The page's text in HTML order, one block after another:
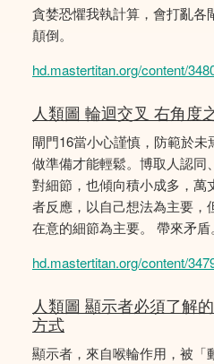
貪婪恐懼我執計算，會打亂各
顛倒。
hd.mastertitan.org/content/
人類圖 輪迴交叉 右角度
閘門16當小心謹慎，防範於
做準備才能輕鬆。博取人認同
對細節，也傾向積小成多，萬
者反應，以自己想法為主要，
在意的細節為主要。 帶來矛盾。
hd.mastertitan.org/content/
人類圖 顯示者必須了解
方式
顯示者，來自喉輪作用，被「